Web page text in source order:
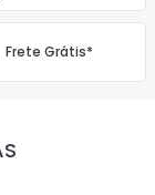
Frete Grátis*